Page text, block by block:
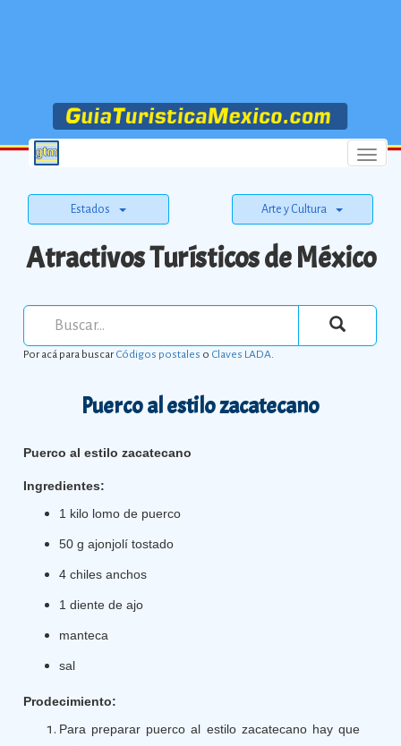
Menu
Estados Arte y Cultura
Atractivos Turísticos de México
Por acá para buscarCódigos postales o Claves LADA.
Puerco al estilo zacatecano
Puerco al estilo zacatecano
Ingredientes:
1 kilo lomo de puerco
50 g ajonjolí tostado
4 chiles anchos
1 diente de ajo
manteca
sal
Prodecimiento:
Para preparar puerco al estilo zacatecano hay que